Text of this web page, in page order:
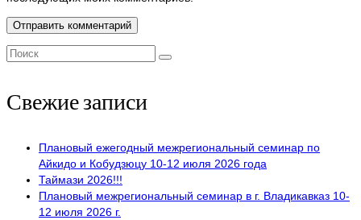
Поиск:
Свежие записи
Плановый ежегодный межрегиональный семинар по
Айкидо и Кобудзюцу 10-12 июля 2026 года
Таймази 2026!!!
Плановый межрегиональный семинар в г. Владикавказ 10-
12 июля 2026 г.